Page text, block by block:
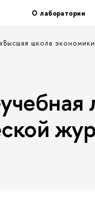
О лаборатории
школа